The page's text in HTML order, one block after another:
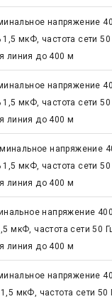
напряжение
мкФ, частота сети
линия до 400 м
напряжение
мкФ, частота сети
линия до 400 м
напряжение
мкФ, частота сети
линия до 400 м
напряжение
мкФ, частота сети 50
линия до 400 м
напряжение
мкФ, частота сети